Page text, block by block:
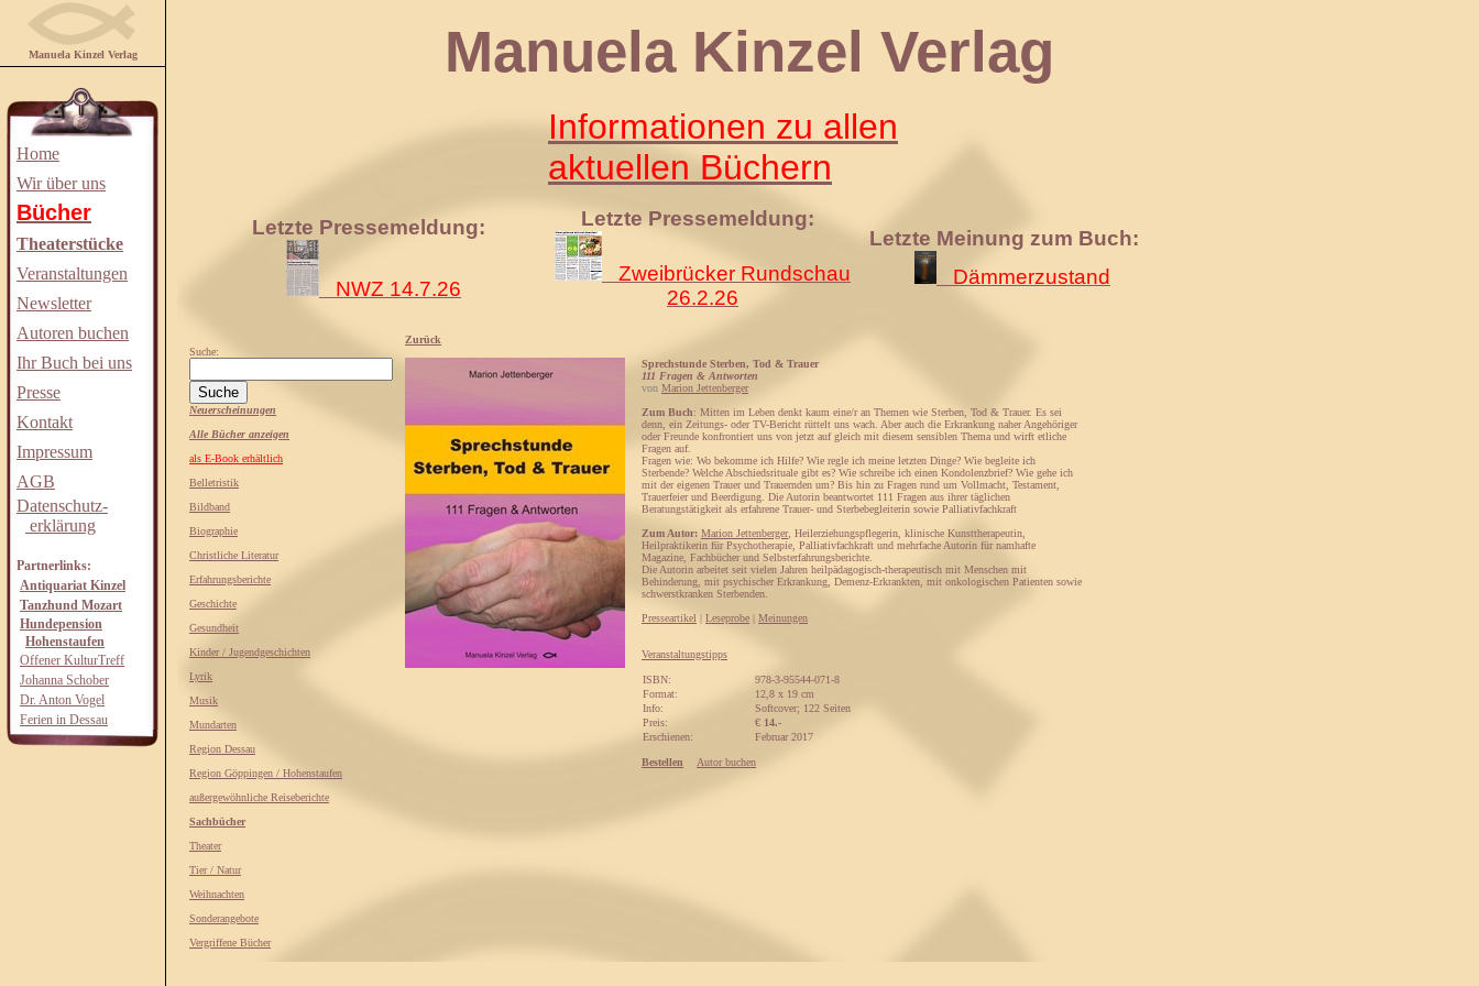
Manuela Kinzel Verlag
Home
Wir über uns
Bücher
Theaterstücke
Veranstaltungen
Newsletter
Autoren buchen
Ihr Buch bei uns
Presse
Kontakt
Impressum
AGB
Datenschutz-
erklärung
Partnerlinks:
Antiquariat Kinzel
Tanzhund Mozart
Hundepension
Hohenstaufen
Offener KulturTreff
Johanna Schober
Dr. Anton Vogel
Ferien in Dessau
Manuela Kinzel Verlag
Informationen zu allen
aktuellen Büchern
Letzte Pressemeldung:
NWZ 14.7.26
Letzte Pressemeldung:
Zweibrücker Rundschau
26.2.26
Letzte Meinung zum Buch:
Dämmerzustand
Suche:
Neuerscheinungen
Alle Bücher anzeigen
als E-Book erhältlich
Belletristik
Bildband
Biographie
Christliche Literatur
Erfahrungsberichte
Geschichte
Gesundheit
Kinder / Jugendgeschichten
Lyrik
Musik
Mundarten
Region Dessau
Region Göppingen / Hohenstaufen
außergewöhnliche Reiseberichte
Sachbücher
Theater
Tier / Natur
Weihnachten
Sonderangebote
Vergriffene Bücher
Zurück
Sprechstunde Sterben, Tod & Trauer
111 Fragen & Antworten
von Marion Jettenberger
Zum Buch: Mitten im Leben denkt kaum eine/r an Themen wie Sterben, Tod & Trauer. Es sei
denn, ein Zeitungs- oder TV-Bericht rüttelt uns wach. Aber auch die Erkrankung naher Angehöriger
oder Freunde konfrontiert uns von jetzt auf gleich mit diesem sensiblen Thema und wirft etliche
Fragen auf.
Fragen wie: Wo bekomme ich Hilfe? Wie regle ich meine letzten Dinge? Wie begleite ich
Sterbende? Welche Abschiedsrituale gibt es? Wie schreibe ich einen Kondolenzbrief? Wie gehe ich
mit der eigenen Trauer und Trauernden um? Bis hin zu Fragen rund um Vollmacht, Testament,
Trauerfeier und Beerdigung. Die Autorin beantwortet 111 Fragen aus ihrer täglichen
Beratungstätigkeit als erfahrene Trauer- und Sterbebegleiterin sowie Palliativfachkraft
Zum Autor: Marion Jettenberger, Heilerziehungspflegerin, klinische Kunsttherapeutin,
Heilpraktikerin für Psychotherapie, Palliativfachkraft und mehrfache Autorin für namhafte
Magazine, Fachbücher und Selbsterfahrungsberichte.
Die Autorin arbeitet seit vielen Jahren heilpädagogisch-therapeutisch mit Menschen mit
Behinderung, mit psychischer Erkrankung, Demenz-Erkrankten, mit onkologischen Patienten sowie
schwerstkranken Sterbenden.
Presseartikel | Leseprobe | Meinungen
Veranstaltungstipps
ISBN:
978-3-95544-071-8
Format:
12,8 x 19 cm
Info:
Softcover; 122 Seiten
Preis:
€ 14.-
Erschienen:
Februar 2017
Bestellen Autor buchen